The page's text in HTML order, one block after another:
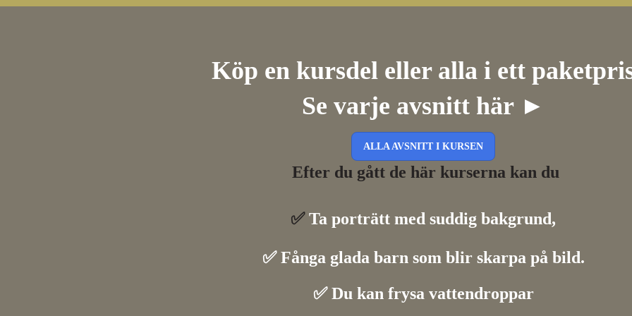
Köp en kursdel eller alla i ett
Se varje avsnitt här ►
ALLA AVSNITT I KURSEN
Efter du gått de här kurserna kan du
✅Ta porträtt med suddig bakgrund,
✅Fånga glada barn som blir skarpa på bild.
✅Du kan frysa vattendroppar